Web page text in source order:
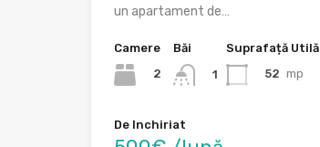
un apartament de…
Camere
2
Băi
1
Suprafață Utilă
52 mp
De Inchiriat